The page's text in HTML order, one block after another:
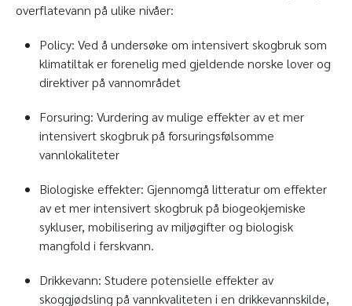
overflatevann på ulike nivåer:
Policy: Ved å undersøke om intensivert skogbruk som
klimatiltak er forenelig med gjeldende norske lover og
direktiver på vannområdet
Forsuring: Vurdering av mulige effekter av et mer
intensivert skogbruk på forsuringsfølsomme
vannlokaliteter
Biologiske effekter: Gjennomgå litteratur om effekter
av et mer intensivert skogbruk på biogeokjemiske
sykluser, mobilisering av miljøgifter og biologisk
mangfold i ferskvann.
Drikkevann: Studere potensielle effekter av
skoggjødsling på vannkvaliteten i en drikkevannskilde,